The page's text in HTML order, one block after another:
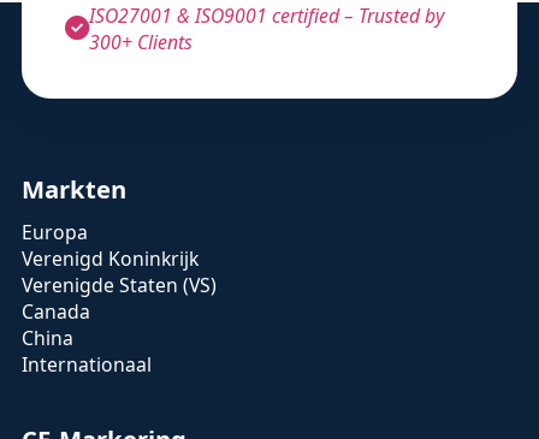
ISO27001 & ISO9001 certified – Trusted by
300+ Clients
Markten
Europa
Verenigd Koninkrijk
Verenigde Staten (VS)
Canada
China
Internationaal